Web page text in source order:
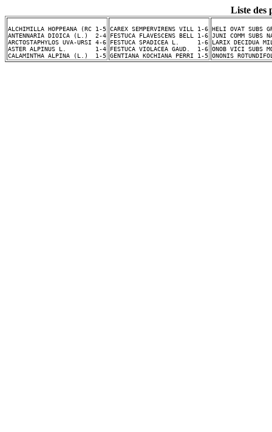
Liste des
ALCHIMILLA HOPPEANA (RC 1-5
ANTENNARIA DIOICA (L.)  2-4
ARCTOSTAPHYLOS UVA-URSI 4-6
ASTER ALPINUS L.        1-4
CALAMINTHA ALPINA (L.)  1-5
CAREX SEMPERVIRENS VILL 1-6
FESTUCA FLAVESCENS BELL 1-6
FESTUCA SPADICEA L.     1-6
FESTUCA VIOLACEA GAUD.  1-6
GENTIANA KOCHIANA PERRI 1-5
HELI OVAT SUBS
JUNI COMM SUBS
LARIX DECIDUA
ONOB VICI SUBS
ONONIS